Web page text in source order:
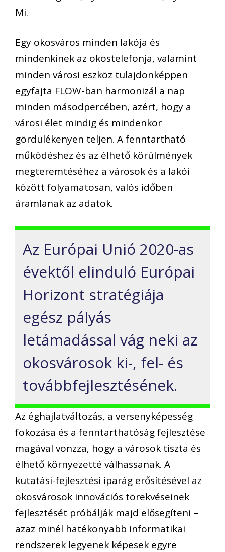
Mi.
Egy okosváros minden lakója és
mindenkinek az okostelefonja, valamint
minden városi eszköz tulajdonképpen
egyfajta FLOW-ban harmonizál a nap
minden másodpercében, azért, hogy a
városi élet mindig és mindenkor
gördülékenyen teljen. A fenntartható
működéshez és az élhető körülmények
megteremtéséhez a városok és a lakói
között folyamatosan, valós időben
áramlanak az adatok.
Az Európai Unió 2020-as
évektől elinduló Európai
Horizont stratégiája
egész pályás
letámadással vág neki az
okosvárosok ki-, fel- és
továbbfejlesztésének.
Az éghajlatváltozás, a versenyképesség
fokozása és a fenntarthatóság fejlesztése
magával vonzza, hogy a városok tiszta és
élhető környezetté válhassanak. A
kutatási-fejlesztési iparág erősítésével az
okosvárosok innovációs törekvéseinek
fejlesztését próbálják majd elősegíteni –
azaz minél hatékonyabb informatikai
rendszerek legyenek képesek egyre